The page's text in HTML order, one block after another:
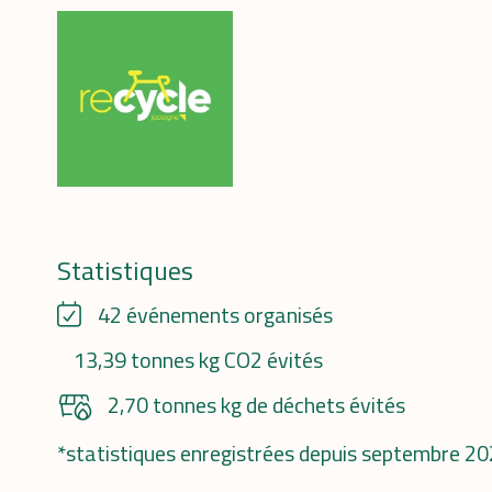
Statistiques
42 événements organisés
13,39 tonnes kg CO2 évités
2,70 tonnes kg de déchets évités
*statistiques enregistrées depuis septembre